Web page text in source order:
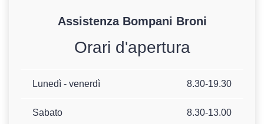
Assistenza Bompani Broni
Orari d'apertura
Lunedì - venerdì 8.30-19.30
Sabato 8.30-13.00